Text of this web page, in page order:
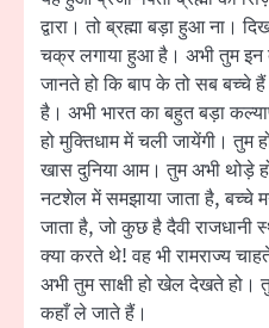
द्वारा। तो ब्रह्मा बड़ा हुआ ना।
चक्र लगाया हुआ है। अभी तुम इन
जानते हो कि बाप के तो सब बच्चे
है। अभी भारत का बहुत बड़ा
हो मुक्तिधाम में चली जायेंगी। तुम
खास दुनिया आम। तुम अभी थोड़े
नटशेल में समझाया जाता है, बच्चे
जाता है, जो कुछ है दैवी राजधानी
क्या करते थे! वह भी रामराज्य
अभी तुम साक्षी हो खेल देखते हो।
कहाँ ले जाते हैं।